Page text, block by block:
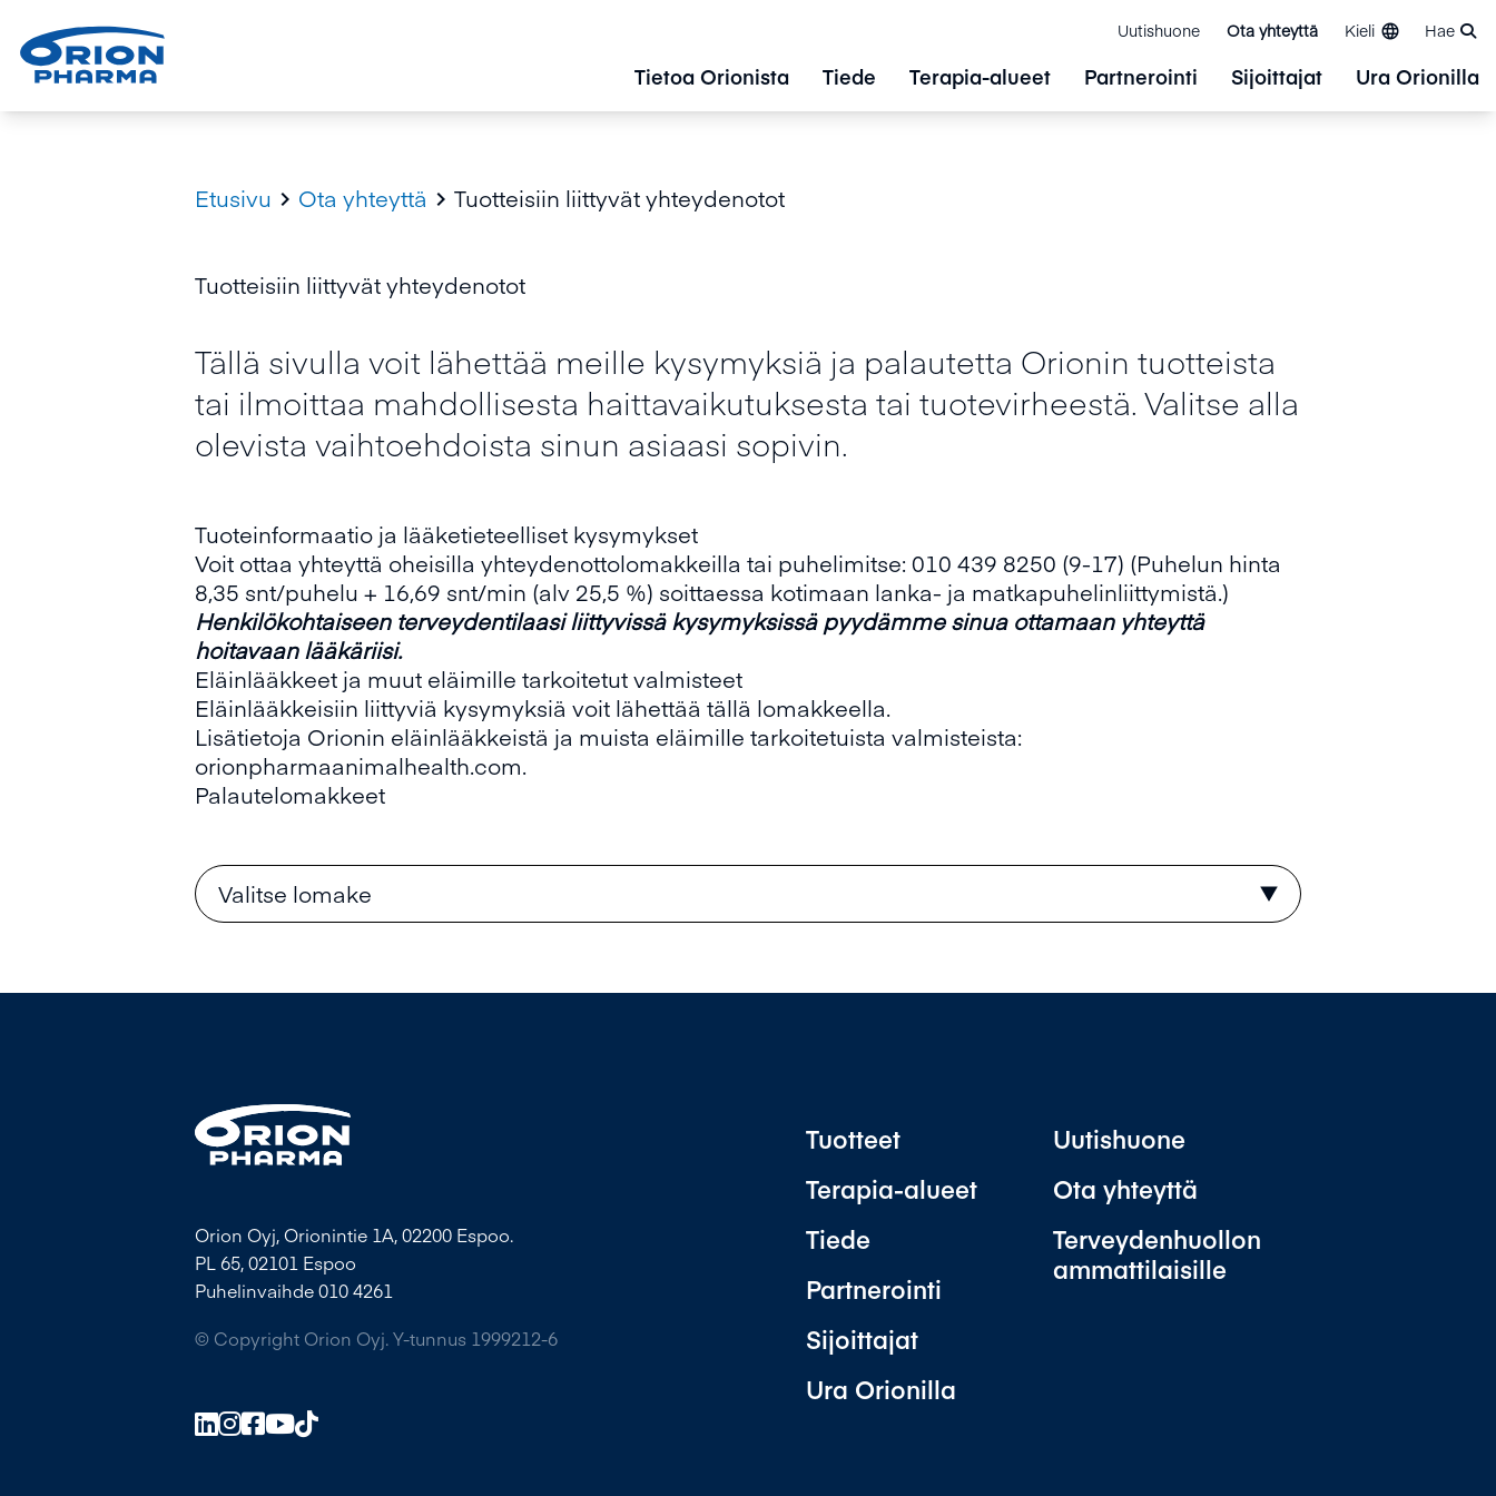
Uutishuone Ota yhteyttä Kieli Hae
Tietoa Orionista Tiede Terapia-alueet Partnerointi Sijoittajat Ura Orionilla
Etusivu  Ota yhteyttä  Tuotteisiin liittyvät yhteydenotot
Tuotteisiin liittyvät yhteydenotot
Tällä sivulla voit lähettää meille kysymyksiä ja palautetta Orionin tuotteista
tai ilmoittaa mahdollisesta haittavaikutuksesta tai tuotevirheestä. Valitse alla
olevista vaihtoehdoista sinun asiaasi sopivin.
Tuoteinformaatio ja lääketieteelliset kysymykset
Voit ottaa yhteyttä oheisilla yhteydenottolomakkeilla tai puhelimitse: 010 439 8250 (9-17) (Puhelun hinta
8,35 snt/puhelu + 16,69 snt/min (alv 25,5 %) soittaessa kotimaan lanka- ja matkapuhelinliittymistä.)
Henkilökohtaiseen terveydentilaasi liittyvissä kysymyksissä pyydämme sinua ottamaan yhteyttä
hoitavaan lääkäriisi.
Eläinlääkkeet ja muut eläimille tarkoitetut valmisteet
Eläinlääkkeisiin liittyviä kysymyksiä voit lähettää tällä lomakkeella.
Lisätietoja Orionin eläinlääkkeistä ja muista eläimille tarkoitetuista valmisteista:
orionpharmaanimalhealth.com.
Palautelomakkeet
Orion Oyj, Orionintie 1A, 02200 Espoo.
PL 65, 02101 Espoo
Puhelinvaihde 010 4261
© Copyright Orion Oyj. Y-tunnus 1999212-6
Tuotteet
Terapia-alueet
Tiede
Partnerointi
Sijoittajat
Ura Orionilla
Uutishuone
Ota yhteyttä
Terveydenhuollon
ammattilaisille